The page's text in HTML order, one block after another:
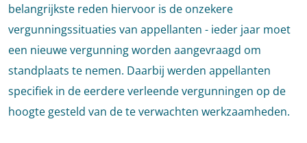
belangrijkste reden hiervoor is de onzekere
vergunningssituaties van appellanten - ieder jaar moet
een nieuwe vergunning worden aangevraagd om
standplaats te nemen. Daarbij werden appellanten
specifiek in de eerdere verleende vergunningen op de
hoogte gesteld van de te verwachten werkzaamheden.